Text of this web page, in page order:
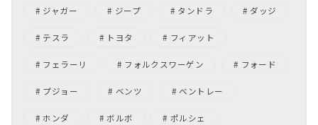
ジャガー ジープ タンドラ ダッジ
テスラ トヨタ フィアット
フェラーリ フォルクスワーゲン フォード
プジョー ベンツ ベントレー
ホンダ ボルボ ポルシェ